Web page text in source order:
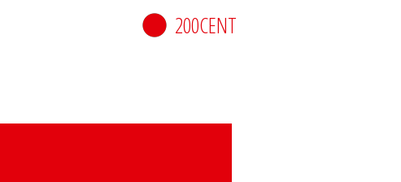
200CENT